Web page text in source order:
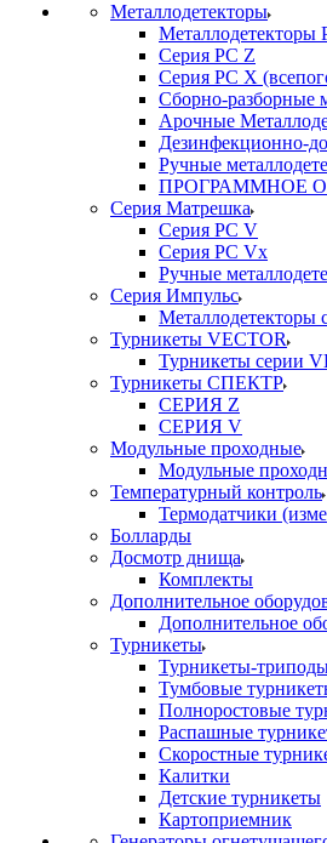
Металлодетекторы
Металлодетекторы
Серия РС Z
Серия РС X
Сборно-
Арочные
Дезинфекционно-
Ручные
ПРОГРАММНОЕ
Серия Матрешка
Серия PC V
Серия PC Vx
Ручные
Серия Импульс
Турникеты VECTOR
Турникеты серии
Турникеты СПЕКТР
СЕРИЯ Z
СЕРИЯ V
Модульные проходные
Модульные
Температурный контроль
Термодатчики
Болларды
Досмотр днища
Комплекты
Дополнительное
Дополнительное
Турникеты
Турникеты-
Тумбовые
Полноростовые
Распашные
Скоростные
Калитки
Детские турникеты
Картоприемник